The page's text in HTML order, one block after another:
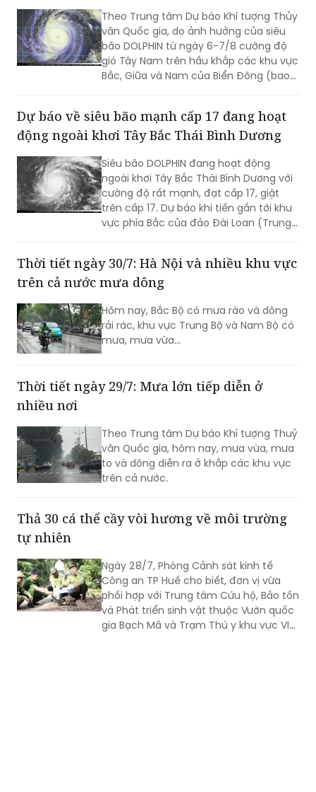
Theo Trung tâm Dự báo Khí tượng Thủy
văn Quốc gia, do ảnh hưởng của siêu
bão DOLPHIN từ ngày 6-7/8 cường độ
gió Tây Nam trên hầu khắp các khu vực
Bắc, Giữa và Nam của Biển Đông (bao
cao từ 2-4m, biển động rất mạnh.
Dự báo về siêu bão mạnh cấp 17 đang hoạt
động ngoài khơi Tây Bắc Thái Bình Dương
Siêu bão DOLPHIN đang hoạt động
ngoài khơi Tây Bắc Thái Bình Dương với
cường độ rất mạnh, đạt cấp 17, giật
trên cấp 17. Dự báo khi tiến gần tới khu
vực phía Bắc của đảo Đài Loan (Trung
Biển Đông gia tăng cường độ...
Thời tiết ngày 30/7: Hà Nội và nhiều khu vực
trên cả nước mưa dông
Hôm nay, Bắc Bộ có mưa rào và dông
rải rác, khu vực Trung Bộ và Nam Bộ có
mưa, mưa vừa...
Thời tiết ngày 29/7: Mưa lớn tiếp diễn ở
nhiều nơi
Theo Trung tâm Dự báo Khí tượng Thuỷ
văn Quốc gia, hôm nay, mưa vừa, mưa
to và dông diễn ra ở khắp các khu vực
trên cả nước.
Thả 30 cá thể cầy vòi hương về môi trường
tự nhiên
Ngày 28/7, Phòng Cảnh sát kinh tế
Công an TP Huế cho biết, đơn vị vừa
phối hợp với Trung tâm Cứu hộ, Bảo tồn
và Phát triển sinh vật thuộc Vườn quốc
gia Bạch Mã và Trạm Thú y khu vực VI